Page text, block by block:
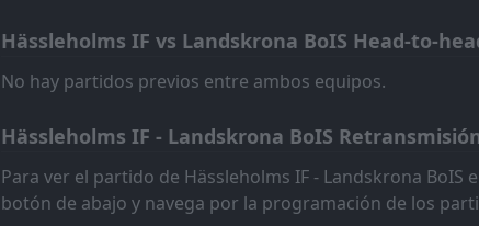
23Feb
Landskrona BoIS
FT
14:00
IFK Varnamo
FT
04 Feb
Angelholms FF
Hässleholms IF vs Landskrona BoIS Head-to-
No hay partidos previos entre ambos equipos.
Hässleholms IF - Landskrona BoIS
Para ver el partido de Hässleholms IF - Landskrona BoIS
botón de abajo y navega por la programación de los